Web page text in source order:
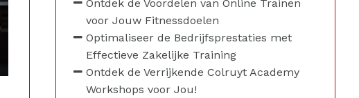
Ontdek de Voordelen van Online Trainen
voor Jouw Fitnessdoelen
Optimaliseer de Bedrijfsprestaties met
Effectieve Zakelijke Training
Ontdek de Verrijkende Colruyt Academy
Workshops voor Jou!